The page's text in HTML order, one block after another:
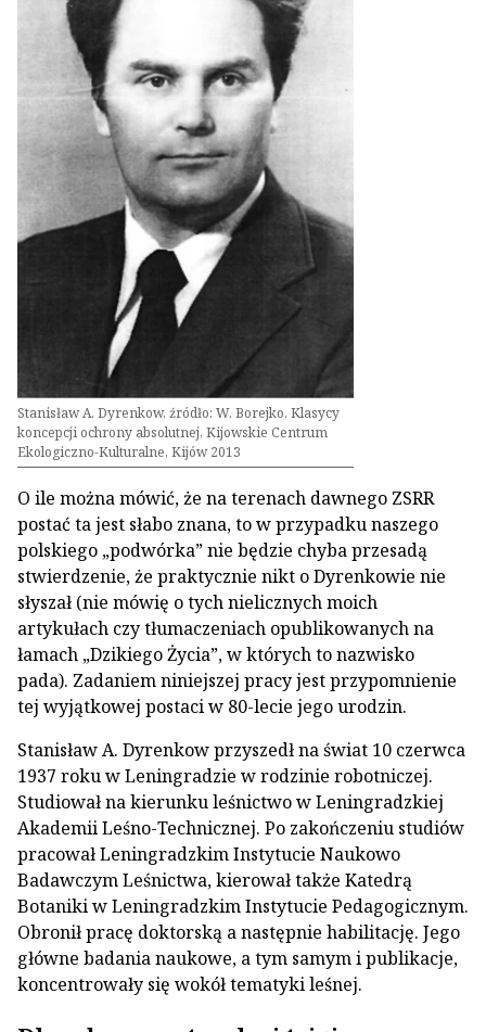
Stanisław A. Dyrenkow, źródło: W. Borejko, Klasycy
koncepcji ochrony absolutnej, Kijowskie Centrum
Ekologiczno-Kulturalne, Kijów 2013
O ile można mówić, że na terenach dawnego ZSRR
postać ta jest słabo znana, to w przypadku naszego
polskiego „podwórka” nie będzie chyba przesadą
stwierdzenie, że praktycznie nikt o Dyrenkowie nie
słyszał (nie mówię o tych nielicznych moich
artykułach czy tłumaczeniach opublikowanych na
łamach „Dzikiego Życia”, w których to nazwisko
pada). Zadaniem niniejszej pracy jest przypomnienie
tej wyjątkowej postaci w 80-lecie jego urodzin.
Stanisław A. Dyrenkow przyszedł na świat 10 czerwca
1937 roku w Leningradzie w rodzinie robotniczej.
Studiował na kierunku leśnictwo w Leningradzkiej
Akademii Leśno-Technicznej. Po zakończeniu studiów
pracował Leningradzkim Instytucie Naukowo
Badawczym Leśnictwa, kierował także Katedrą
Botaniki w Leningradzkim Instytucie Pedagogicznym.
Obronił pracę doktorską a następnie habilitację. Jego
główne badania naukowe, a tym samym i publikacje,
koncentrowały się wokół tematyki leśnej.